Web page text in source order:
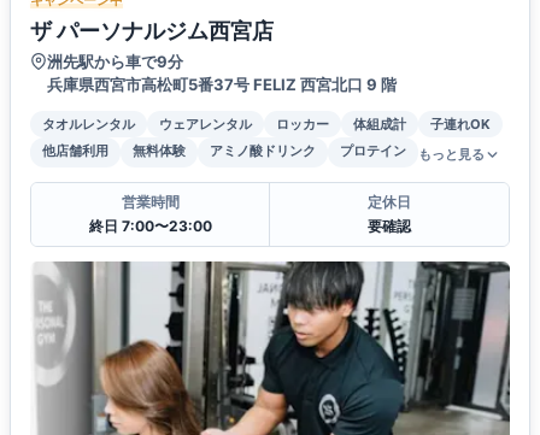
ザ パーソナルジム西宮店
洲先駅から車で9分
兵庫県西宮市高松町5番37号 FELIZ ⻄宮北⼝ 9 階
タオルレンタル ウェアレンタル ロッカー 体組成計
子連れOK
他店舗利用
無料体験 アミノ酸ドリンク プロテイン もっと見る
営業時間
終日 7:00〜23:00
定休日
要確認